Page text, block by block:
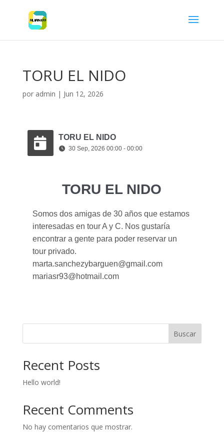
TORU EL NIDO
por admin | Jun 12, 2026
TORU EL NIDO
30 Sep, 2026 00:00 - 00:00
TORU EL NIDO
Somos dos amigas de 30 años que estamos
interesadas en tour A y C. Nos gustaría
encontrar a gente para poder reservar un
tour privado.
marta.sanchezybarguen@gmail.com
mariasr93@hotmail.com
Buscar
Recent Posts
Hello world!
Recent Comments
No hay comentarios que mostrar.